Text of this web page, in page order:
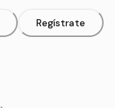
Regístrate